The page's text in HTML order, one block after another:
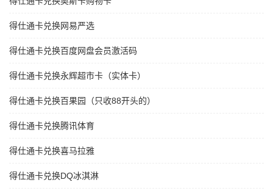
得仕通卡兑换网易严选
得仕通卡兑换百度网盘会员激活码
得仕通卡兑换永辉超市卡（实体卡）
得仕通卡兑换百果园（只收88开头的）
得仕通卡兑换腾讯体育
得仕通卡兑换喜马拉雅
得仕通卡兑换DQ冰淇淋